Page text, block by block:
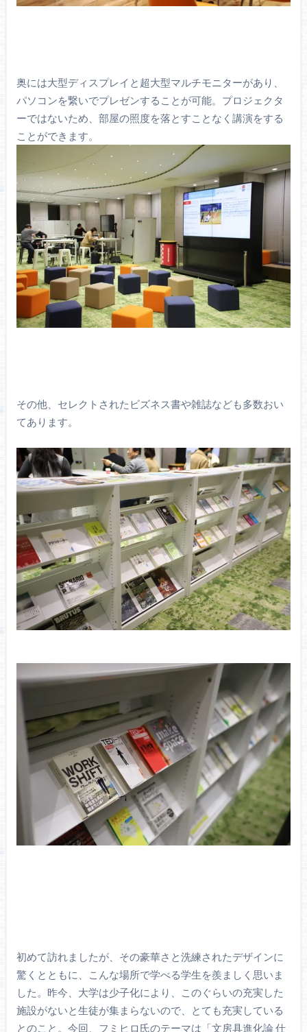
奥には大型ディスプレイと超大型マルチモニターがあり、
パソコンを繋いでプレゼンすることが可能。プロジェクタ
ーではないため、部屋の照度を落とすことなく講演をする
ことができます。
その他、セレクトされたビズネス書や雑誌なども多数おい
てあります。
初めて訪れましたが、その豪華さと洗練されたデザインに
驚くとともに、こんな場所で学べる学生を羨ましく思いま
した。昨今、大学は少子化により、このぐらいの充実した
施設がないと生徒が集まらないので、とても充実している
とのこと。今回、フミヒロ氏のテーマは「文房具進化論 仕